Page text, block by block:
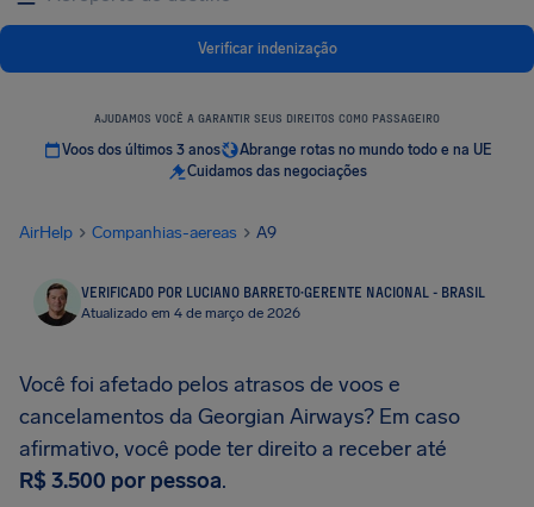
Verificar indenização
AJUDAMOS VOCÊ A GARANTIR SEUS DIREITOS COMO PASSAGEIRO
Voos dos últimos 3 anos
Abrange rotas no mundo todo e na UE
Cuidamos das negociações
AirHelp Companhias-aereas A9
VERIFICADO POR LUCIANO BARRETO·GERENTE NACIONAL - BRASIL
Atualizado em 4 de março de 2026
Você foi afetado pelos atrasos de voos e
cancelamentos da Georgian Airways? Em caso
afirmativo, você pode ter direito a receber até
R$ 3.500 por pessoa.